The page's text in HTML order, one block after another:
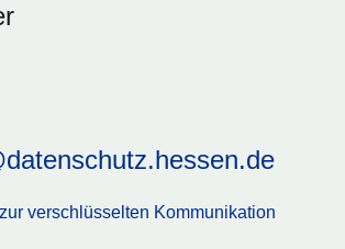
verschlüsselten Kommunikation